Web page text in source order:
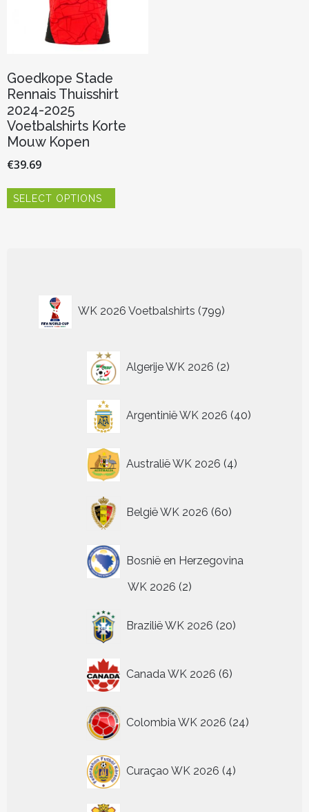
Goedkope Stade
Rennais Thuisshirt
2024-2025
Voetbalshirts Korte
Mouw Kopen
€39.69
SELECT OPTIONS
worden
WK 2026 Voetbalshirts 799
producten
Algerije WK 2026 2
producten
Argentinië WK 2026 40
producten
Australië WK 2026 4
producten
België WK 2026 60
producten
Bosnië en Herzegovina
WK 2026 22
Brazilië WK 2026 20
producten
Canada WK 2026 6
producten
Colombia WK 2026 24
producten
Curaçao WK 2026 4
producten